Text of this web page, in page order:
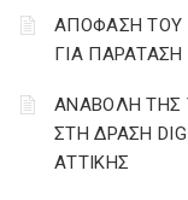
ΑΠΟΦΑΣΗ ΤΟΥ
ΓΙΑ ΠΑΡΑΤΑΣΗ
ΑΝΑΒΟΛΗ ΤΗΣ
ΣΤΗ ΔΡΑΣΗ
ΑΤΤΙΚΗΣ